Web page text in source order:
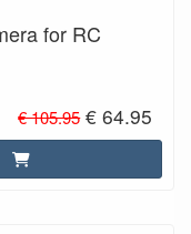
for RC
€ 105.95 € 64.95